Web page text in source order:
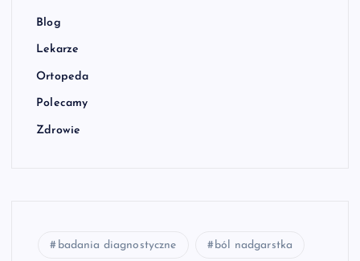
Blog
Lekarze
Ortopeda
Polecamy
Zdrowie
badania diagnostyczne ból nadgarstka